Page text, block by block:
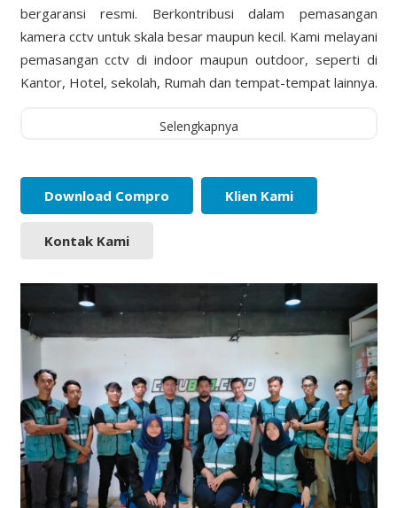
bergaransi resmi. Berkontribusi dalam pemasangan
kamera cctv untuk skala besar maupun kecil. Kami melayani
pemasangan cctv di indoor maupun outdoor, seperti di
Kantor, Hotel, sekolah, Rumah dan tempat-tempat lainnya.
Selengkapnya
Download Compro Klien Kami
Kontak Kami